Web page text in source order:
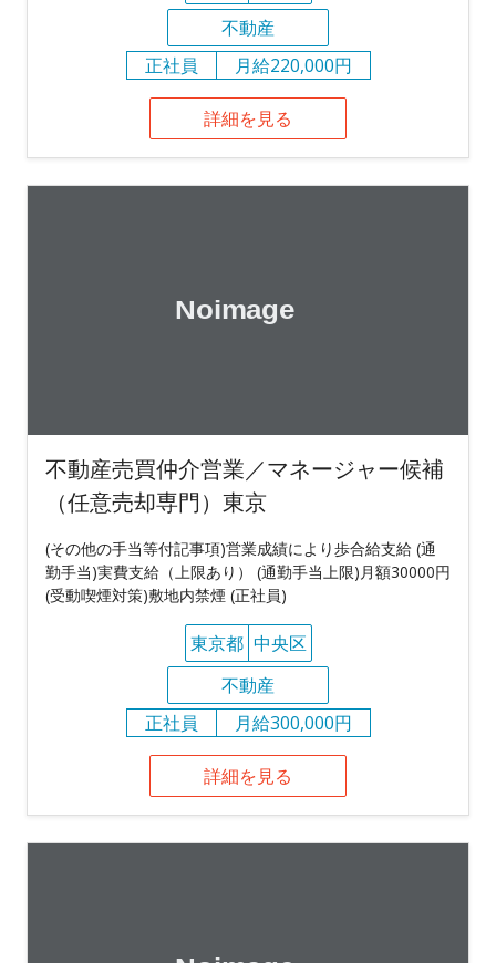
不動産
正社員
月給220,000円
詳細を見る
不動産売買仲介営業／マネージャー候補
（任意売却専門）東京
(その他の手当等付記事項)営業成績により歩合給支給 (通
勤手当)実費支給（上限あり） (通勤手当上限)月額30000円
(受動喫煙対策)敷地内禁煙 (正社員)
東京都 中央区
不動産
正社員
月給300,000円
詳細を見る